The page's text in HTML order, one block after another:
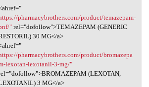
https:/
pharmacybrothers.com/product/temazepam-
"rel="dofollow">TEMAZEPAM (GENERIC
30 MG</a>
pharmacybrothers.com/product/bromazepa
lexotan-lexotanil-3-mg/"
(LEXOTAN,
3 MG</a>